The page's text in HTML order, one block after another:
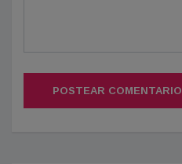
POSTEAR COMENTARIO